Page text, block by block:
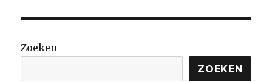
Zoeken
ZOEKEN